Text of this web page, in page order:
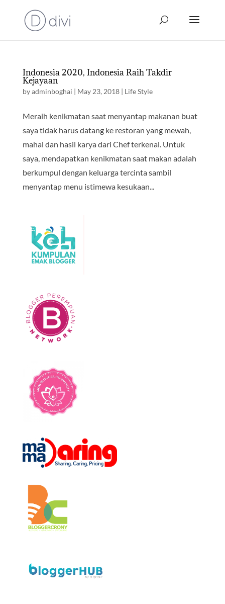
Indonesia 2020, Indonesia Raih Takdir
Kejayaan
byadminboghai | May 23, 2018| Life Style
Meraih kenikmatan saat menyantap makanan buat
saya tidak harus datang ke restoran yang mewah,
mahal dan hasil karya dari Chef terkenal. Untuk
saya, mendapatkan kenikmatan saat makan adalah
berkumpul dengan keluarga tercinta sambil
menyantap menu istimewa kesukaan...